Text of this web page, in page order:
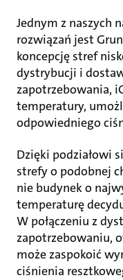
Jednym z naszych
rozwiązań jest
koncepcję stref
dystrybucji i
zapotrzebowania,
temperatury,
odpowiedniego
Dzięki podziałowi
strefy o podobnej
nie budynek o
temperaturę
W połączeniu z
zapotrzebowaniu,
może zaspokoić
ciśnienia